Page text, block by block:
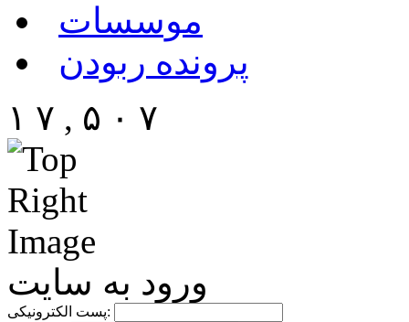
موسسات
پرونده ربودن
۱ ۷ , ۵ ۰ ۷
ورود به سایت
پست الکترونیکی: